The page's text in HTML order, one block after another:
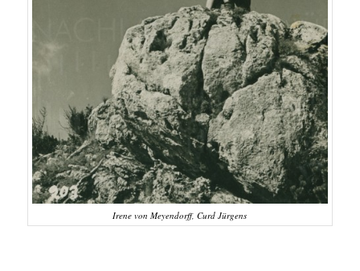
Irene von Meyendorff, Curd Jürgens